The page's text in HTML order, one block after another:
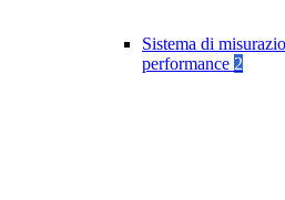
Sistema di
performance 2